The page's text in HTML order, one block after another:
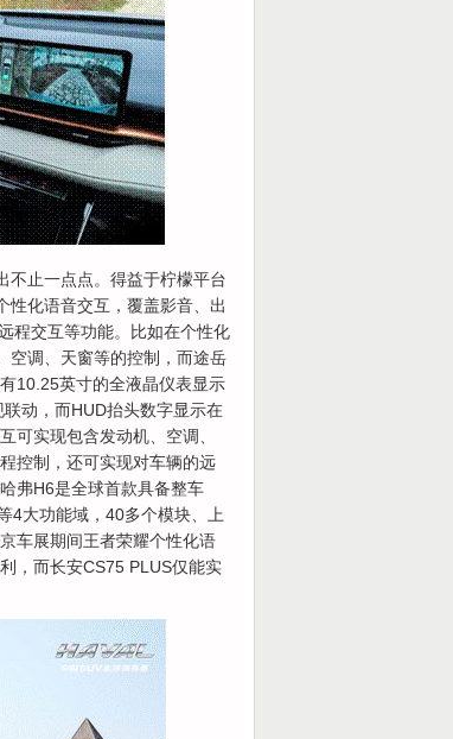
不止一点点。得益于柠檬平台
性化语音交互，覆盖影音、出
程交互等功能。比如在个性化
空调、天窗等的控制，而途岳
10.25英寸的全液晶仪表显示
动，而HUD抬头数字显示在
可实现包含发动机、空调、
控制，还可实现对车辆的远
弗H6是全球首款具备整车
4大功能域，40多个模块、上
车展期间王者荣耀个性化语
，而长安CS75 PLUS仅能实